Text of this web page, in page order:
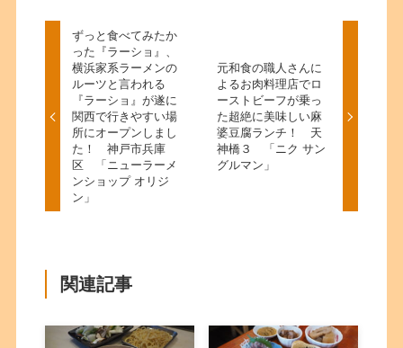
ずっと食べてみたか
った『ラーショ』、
横浜家系ラーメンの
ルーツと言われる
『ラーショ』が遂に
関西で行きやすい場
所にオープンしまし
た！ 神戸市兵庫
区 「ニューラーメ
ンショップ オリジ
ン」
元和食の職人さんに
よるお肉料理店でロ
ーストビーフが乗っ
た超絶に美味しい麻
婆豆腐ランチ！ 天
神橋３ 「ニク サン
グルマン」
関連記事